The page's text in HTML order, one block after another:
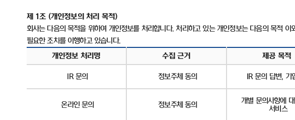
제 1 조 (개인정보의 처리 목적)
회사는 다음의 목적을 위하여 개인정보를 처리합니다.처리하고 있는 개인정보는 다음의 목적 이
필요한 조치를 이행하고 있습니다.
개인정보 처리명
수집 근거 제공 목적
IR문의 정보주체 동의 IR문의 답변, 기
온라인 문의 정보주체 동의
개별 문의사항에
서비스